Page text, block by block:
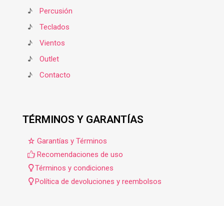
♪
Percusión
♪
Teclados
♪
Vientos
♪
Outlet
♪
Contacto
TÉRMINOS Y GARANTÍAS
Garantías y Términos
Recomendaciones de uso
Términos y condiciones
Política de devoluciones y reembolsos